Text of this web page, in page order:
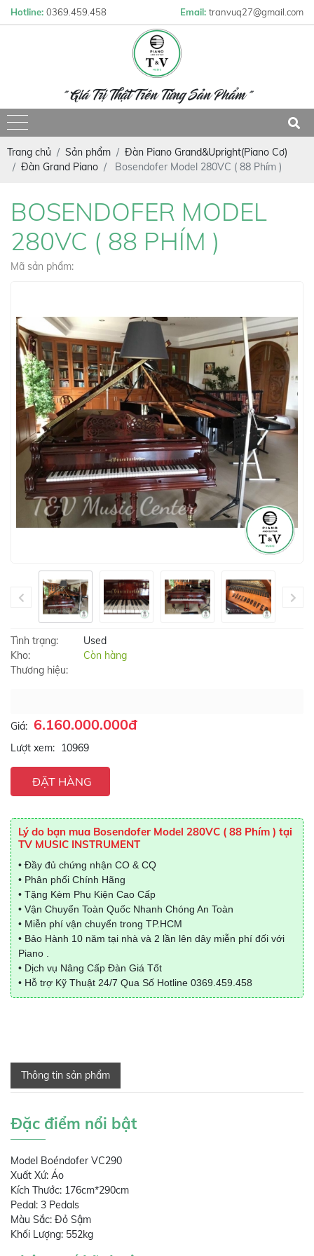
Hotline: 0369.459.458 Email: tranvuq27@gmail.com
" Giá Trị Thật Trên Từng Sản Phẩm "
Trang chủ Sản phẩm
Đàn Piano Grand&Upright(Piano Cơ)
Đàn Grand Piano
Bosendofer Model 280VC ( 88 Phím )
BOSENDOFER MODEL
280VC ( 88 PHÍM )
Mã sản phẩm:
Tình trạng:
Used
Kho:
Còn hàng
Thương hiệu:
Giá: 6.160.000.000đ
Lượt xem: 10969
ĐẶT HÀNG
Lý do bạn mua Bosendofer Model 280VC ( 88 Phím ) tại
TV MUSIC INSTRUMENT
• Đầy đủ chứng nhận CO & CQ
• Phân phối Chính Hãng
• Tặng Kèm Phụ Kiện Cao Cấp
• Vận Chuyển Toàn Quốc Nhanh Chóng An Toàn
• Miễn phí vận chuyển trong TP.HCM
• Bảo Hành 10 năm tại nhà và 2 lần lên dây miễn phí đối với
Piano .
• Dịch vụ Nâng Cấp Đàn Giá Tốt
• Hỗ trợ Kỹ Thuật 24/7 Qua Số Hotline 0369.459.458
Thông tin sản phẩm
Đặc điểm nổi bật
Model Boéndofer VC290
Xuất Xứ: Áo
Kích Thước: 176cm*290cm
Pedal: 3 Pedals
Màu Sắc: Đỏ Sậm
Khối Lượng: 552kg